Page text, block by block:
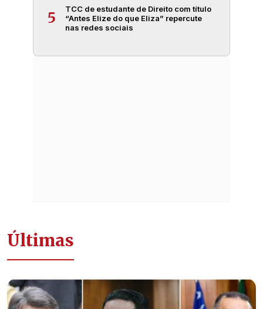
5
TCC de estudante de Direito com título
“Antes Elize do que Eliza” repercute
nas redes sociais
Últimas